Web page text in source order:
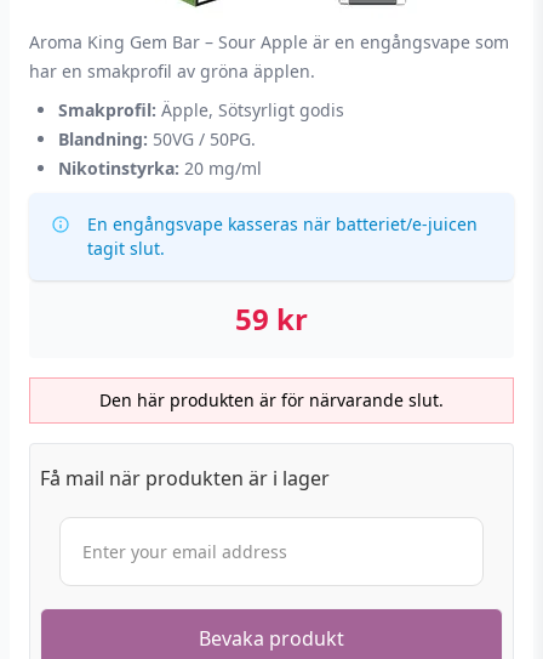
Aroma King Gem Bar – Sour Apple är en engångsvape som
har en smakprofil av gröna äpplen.
Smakprofil: Äpple, Sötsyrligt godis
Blandning: 50VG / 50PG.
Nikotinstyrka: 20 mg/ml
En engångsvape kasseras när batteriet/e-juicen
tagit slut.
59 kr
Den här produkten är för närvarande slut.
Få mail när produkten är i lager